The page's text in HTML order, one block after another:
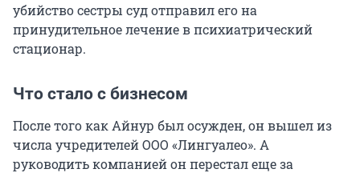
убийство сестры суд отправил его на
принудительное лечение в психиатрический
стационар.
Что стало с бизнесом
После того как Айнур был осужден, он вышел из
числа учредителей ООО «Лингуалео». А
руководить компанией он перестал еще за